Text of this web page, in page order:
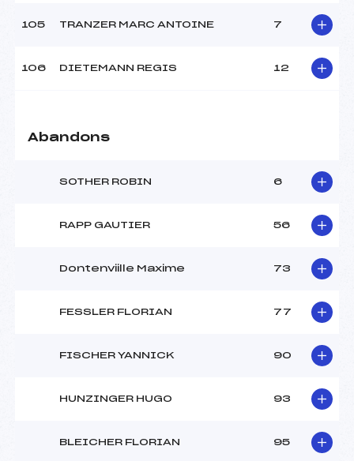
105 TRANZER MARC ANTOINE 7
106 DIETEMANN REGIS 12
Abandons
SOTHER ROBIN 6
RAPP GAUTIER 56
Dontenviille Maxime 73
FESSLER FLORIAN 77
FISCHER YANNICK 90
HUNZINGER HUGO 93
BLEICHER FLORIAN 95